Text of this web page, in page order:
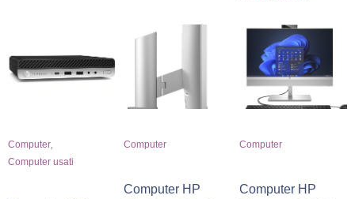
Computer,
Computer usati
Computer
Computer HP
Computer
Computer HP